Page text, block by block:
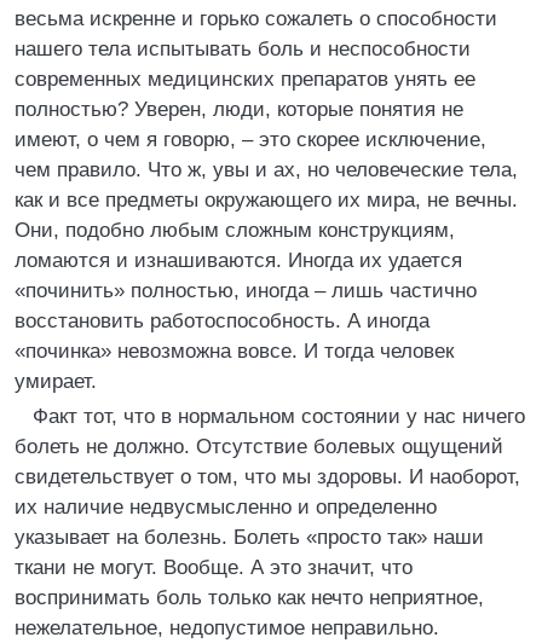
весьма искренне и горько сожалеть о способности
нашего тела испытывать боль и неспособности
современных медицинских препаратов унять ее
полностью? Уверен, люди, которые понятия не
имеют, о чем я говорю, – это скорее исключение,
чем правило. Что ж, увы и ах, но человеческие тела,
как и все предметы окружающего их мира, не вечны.
Они, подобно любым сложным конструкциям,
ломаются и изнашиваются. Иногда их удается
«починить» полностью, иногда – лишь частично
восстановить работоспособность. А иногда
«починка» невозможна вовсе. И тогда человек
умирает.
Факт тот, что в нормальном состоянии у нас ничего
болеть не должно. Отсутствие болевых ощущений
свидетельствует о том, что мы здоровы. И наоборот,
их наличие недвусмысленно и определенно
указывает на болезнь. Болеть «просто так» наши
ткани не могут. Вообще. А это значит, что
воспринимать боль только как нечто неприятное,
нежелательное, недопустимое неправильно.